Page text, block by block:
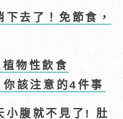
去了！免節食，
物性飲食
該注意的4件事
小腹就不見了! 肚